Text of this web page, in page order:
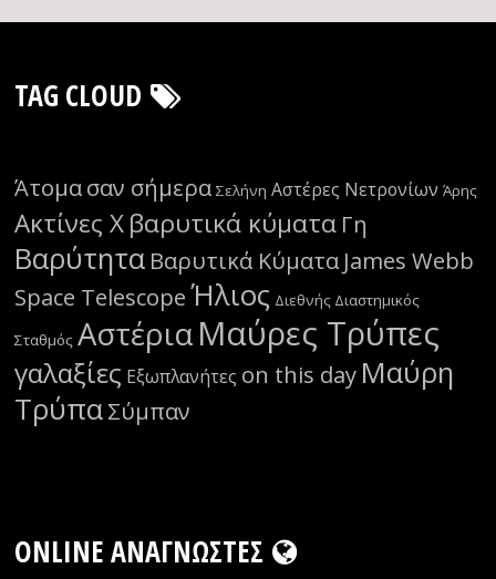
TAG CLOUD
Άτομασαν σήμερα Σελήνη Αστέρες Νετρονίων Άρης
Ακτίνες Χβαρυτικά κύματα Γη
Βαρύτητα Βαρυτικά Κύματα James Webb
Space Telescope Ήλιος Διεθνής Διαστημικός
Σταθμός ΑστέριαΜαύρες Τρύπες
γαλαξίες Εξωπλανήτες on this day Μαύρη
ΤρύπαΣύμπαν
ONLINE ΑΝΑΓΝΏΣΤΕΣ